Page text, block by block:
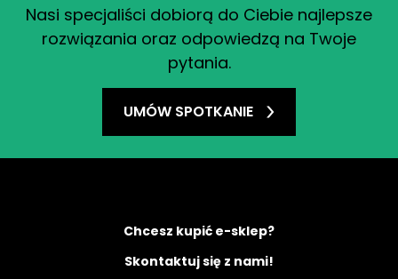
Nasi specjaliści dobiorą do Ciebie najlepsze
rozwiązania oraz odpowiedzą na Twoje
pytania.
UMÓW SPOTKANIE
Chcesz kupić e-sklep?
Skontaktuj się z nami!